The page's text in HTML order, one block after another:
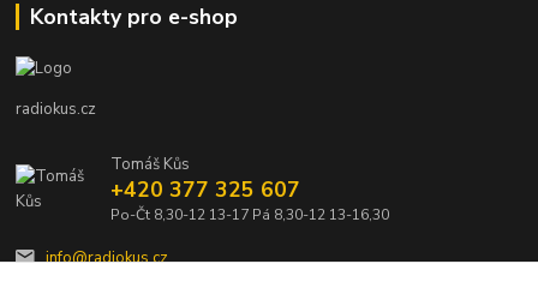
Kontakty pro e-shop
radiokus.cz
Tomáš Kůs
+420 377 325 607
Po-Čt 8,30-12 13-17 Pá 8,30-12 13-16,30
info@radiokus.cz